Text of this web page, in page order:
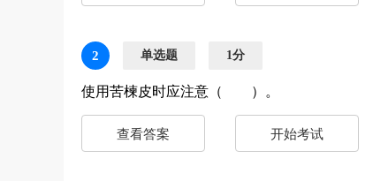
2 单选题 1分
使用苦楝皮时应注意（ ）。
查看答案 开始考试